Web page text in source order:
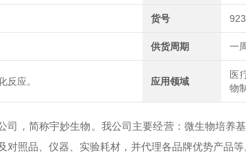
货号
供货周期 一
反应。 应用领域
医
物
，简称宇妙生物。我公司主要经营：微生物培养基
对照品、仪器、实验耗材，并代理各品牌优势产品等